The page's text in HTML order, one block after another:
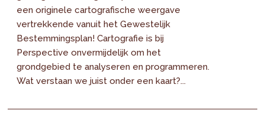
een originele cartografische weergave
vertrekkende vanuit het Gewestelijk
Bestemmingsplan! Cartografie is bij
Perspective onvermijdelijk om het
grondgebied te analyseren en programmeren.
Wat verstaan we juist onder een kaart?...